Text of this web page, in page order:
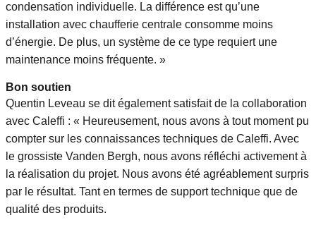
condensation individuelle. La différence est qu’une
installation avec chaufferie centrale consomme moins
d’énergie. De plus, un système de ce type requiert une
maintenance moins fréquente. »
Bon soutien
Quentin Leveau se dit également satisfait de la collaboration
avec Caleffi : « Heureusement, nous avons à tout moment pu
compter sur les connaissances techniques de Caleffi. Avec
le grossiste Vanden Bergh, nous avons réfléchi activement à
la réalisation du projet. Nous avons été agréablement surpris
par le résultat. Tant en termes de support technique que de
qualité des produits.